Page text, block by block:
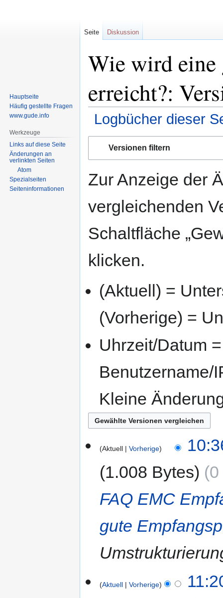
Wie wird eine
erreicht?:
Logbücher dieser
NavigationVersionen filtern
Zur Anzeige der
vergleichenden
Schaltfläche
klicken.
(Aktuell) =
(Vorherige) =
Uhrzeit/Datum
Benutzername/
Kleine
Aktuell Vorherige
1.008 Bytes
0
FAQ EMC
gute
Aktuell Vorherige
Seite Diskussion
Hauptseite
Häufig gestellte Fragen
www.gude.info
Werkzeuge
Links auf diese Seite
Änderungen an
verlinkten Seiten
Atom
Spezialseiten
Seiten­informationen